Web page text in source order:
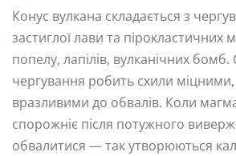
Конус вулкана складається з
застиглої лави та пірокластичних
попелу, лапілів, вулканічних
чергування робить схили
вразливими до обвалів. Коли
спорожніє після потужного
обвалитися — так утворюються